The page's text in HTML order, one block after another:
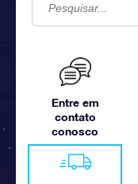
Entre em
contato
conosco